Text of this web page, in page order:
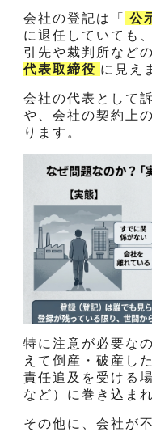
会社の登記は「 公
に退任していても
引先や裁判所など
代表取締役 に見え
会社の代表として
や、会社の契約上
ります。
特に注意が必要な
えて倒産・破産し
責任追及を受ける
など）に巻き込ま
その他に、会社が